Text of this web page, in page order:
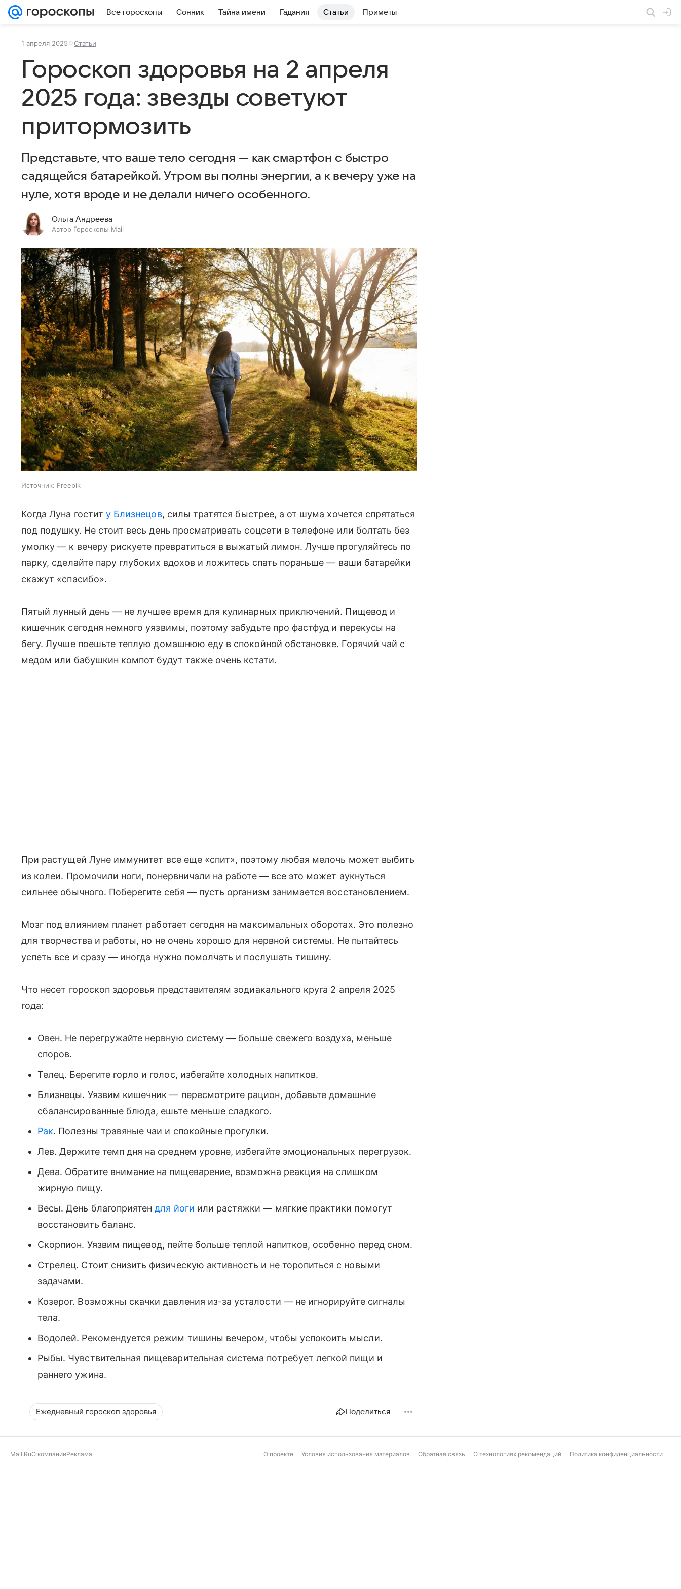
Все гороскопы Сонник Тайна имени Гадания Статьи Приметы
1 апреля 2025 Статьи
Гороскоп здоровья на 2 апреля
2025 года: звезды советуют
притормозить
Представьте, что ваше тело сегодня — как смартфон с быстро
садящейся батарейкой. Утром вы полны энергии, а к вечеру уже на
нуле, хотя вроде и не делали ничего особенного.
Ольга Андреева
Автор Гороскопы Mail
Источник: Freepik
Когда Луна гостит у Близнецов, силы тратятся быстрее, а от шума хочется спрятаться
под подушку. Не стоит весь день просматривать соцсети в телефоне или болтать без
умолку — к вечеру рискуете превратиться в выжатый лимон. Лучше прогуляйтесь по
парку, сделайте пару глубоких вдохов и ложитесь спать пораньше — ваши батарейки
скажут «спасибо».
Пятый лунный день — не лучшее время для кулинарных приключений. Пищевод и
кишечник сегодня немного уязвимы, поэтому забудьте про фастфуд и перекусы на
бегу. Лучше поешьте теплую домашнюю еду в спокойной обстановке. Горячий чай с
медом или бабушкин компот будут также очень кстати.
При растущей Луне иммунитет все еще «спит», поэтому любая мелочь может выбить
из колеи. Промочили ноги, понервничали на работе — все это может аукнуться
сильнее обычного. Поберегите себя — пусть организм занимается восстановлением.
Мозг под влиянием планет работает сегодня на максимальных оборотах. Это полезно
для творчества и работы, но не очень хорошо для нервной системы. Не пытайтесь
успеть все и сразу — иногда нужно помолчать и послушать тишину.
Что несет гороскоп здоровья представителям зодиакального круга 2 апреля 2025
года:
Овен. Не перегружайте нервную систему — больше свежего воздуха, меньше
споров.
Телец. Берегите горло и голос, избегайте холодных напитков.
Близнецы. Уязвим кишечник — пересмотрите рацион, добавьте домашние
сбалансированные блюда, ешьте меньше сладкого.
Рак. Полезны травяные чаи и спокойные прогулки.
Лев. Держите темп дня на среднем уровне, избегайте эмоциональных перегрузок.
Дева. Обратите внимание на пищеварение, возможна реакция на слишком
жирную пищу.
Весы. День благоприятендля йоги или растяжки — мягкие практики помогут
восстановить баланс.
Скорпион. Уязвим пищевод, пейте больше теплой напитков, особенно перед сном.
Стрелец. Стоит снизить физическую активность и не торопиться с новыми
задачами.
Козерог. Возможны скачки давления из-за усталости — не игнорируйте сигналы
тела.
Водолей. Рекомендуется режим тишины вечером, чтобы успокоить мысли.
Рыбы. Чувствительная пищеварительная система потребует легкой пищи и
раннего ужина.
Ежедневный гороскоп здоровья Поделиться
Mail.RuО компанииРеклама О проекте Условия использования материалов Обратная связь О технологиях рекомендаций Политика конфиденциальности